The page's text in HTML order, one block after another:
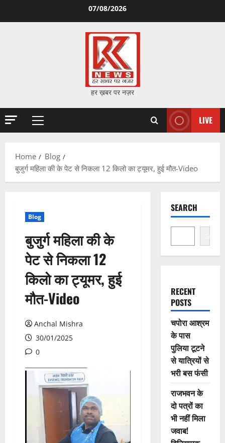
07/08/2026
हर ख़बर पर नज़र
Primary
LIVE
Home
Blog
बुजुर्ग महिला की के पेट से निकला 12 किलो का ट्यूमर, हुई मौत-Video
Blog
बुजुर्ग महिला की के
पेट से निकला 12
किलो का ट्यूमर, हुई
मौत-Video
Anchal Mishra
30/01/2025
0
SEARCH
Search
RECENT
POSTS
चपोरा आश्रम
के पास
पुलिया टूटने
से यात्रियों से
भरी बस फंसी
राजभवन के
दो पत्रों का
भी नहीं मिला
जवाब!